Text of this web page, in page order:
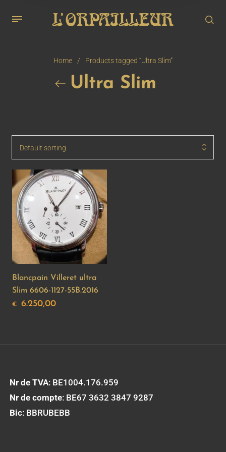
Home / Products tagged “Ultra Slim”
Ultra Slim
Default sorting
Blancpain Villeret ultra
Slim 6606-1127-55B.2016
€ 6.250,00
Nr de TVA: BE1004.176.959
Nr de compte: BE67 3632 3847 9287
Bic: BBRUBEBB